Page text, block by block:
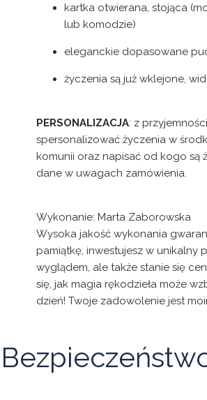
kartka otwierana, stojąca
lub komodzie)
eleganckie dopasowane
życzenia są już wklejone,
PERSONALIZACJA: z
spersonalizować życzenia w
komunii oraz napisać od kogo są
dane w uwagach zamówienia.
Wykonanie: Marta Zaborowska
Wysoka jakość wykonania
pamiątkę, inwestujesz w unikalny
wyglądem, ale także stanie się
się, jak magia rękodzieła może
dzień! Twoje zadowolenie jest